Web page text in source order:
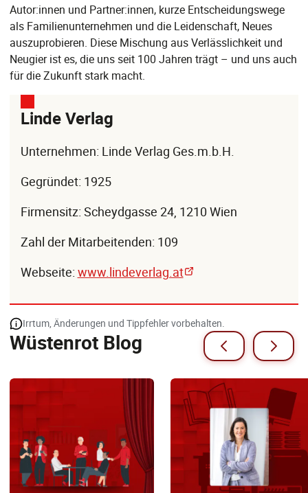
Autor:innen und Partner:innen, kurze Entscheidungswege
als Familienunternehmen und die Leidenschaft, Neues
auszuprobieren. Diese Mischung aus Verlässlichkeit und
Neugier ist es, die uns seit 100 Jahren trägt – und uns auch
für die Zukunft stark macht.
Linde Verlag
Unternehmen: Linde Verlag Ges.m.b.H.
Gegründet: 1925
Firmensitz: Scheydgasse 24, 1210 Wien
Zahl der Mitarbeitenden: 109
Webseite: www.lindeverlag.at
Irrtum, Änderungen und Tippfehler vorbehalten.
Wüstenrot Blog